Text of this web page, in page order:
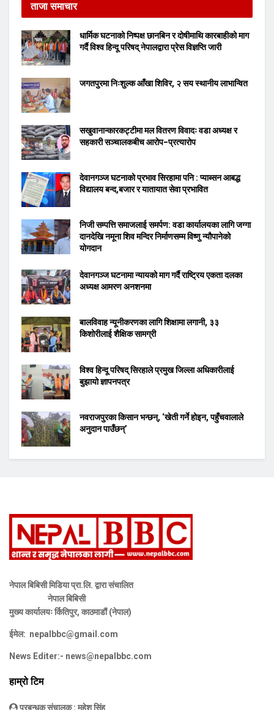
ताजा समाचार
धार्मिक घटनाको निष्पक्ष छानबिन र दोषीमाथि कारबाहीको माग
गर्दै विश्व हिन्दू परिषद् नेपालद्वारा प्रेस विज्ञप्ति जारी
जगतपुरमा निःशुल्क आँखा शिविर, २ सय स्थानीय लाभान्वित
सखुवानान्कारकट्टीमा मल वितरण विवादः वडा अध्यक्ष र
सहकारी सञ्चालकबीच आरोप–प्रत्यारोप
देवानगञ्ज घटनाको प्रभाव सिरहामा पनि : प्याब्सन आबद्ध
विद्यालय बन्द,बजार र यातायात सेवा प्रभावित
निजी सम्पत्ति समाजलाई समर्पण: वडा कार्यालयका लागि जग्गा
दानदेखि नमूना शिव मन्दिर निर्माणसम्म विष्णु न्यौपानेको
योगदान
देवानगञ्ज घटनामा न्यायको माग गर्दै राष्ट्रिय एकता दलका
अध्यक्ष आमरण अनशनमा
बालविवाह न्यूनीकरणका लागि शिक्षामा लगानी, ३३
किशोरीलाई शैक्षिक सामग्री
विश्व हिन्दू परिषद् सिरहाले प्रमुख जिल्ला अधिकारीलाई
बुझायो ज्ञापनपत्र
नवराजपुरका किसान भन्छन्, ‘खेती गर्ने होइन, पहुँचवालाले
अनुदान पाउँछन्’
नेपाल बिबिसी मिडिया प्रा.लि. द्वारा संचालित
नेपाल बिबिसी
मुख्य कार्यालयः र्कितिपुर, काठमाडौं (नेपाल)
ईमेल: nepalbbc@gmail.com
News Editer:- news@nepalbbc.com
हाम्रो टिम
प्रबन्धक संचालक: महेश सिंह